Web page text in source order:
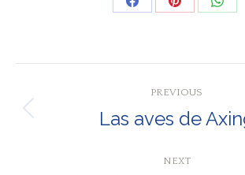
Share
Share
Share
navigation
PREVIOUS
Previous
Las aves de
NEXT